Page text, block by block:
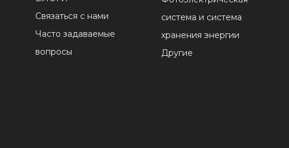
Связаться с нами
Часто задаваемые
вопросы
система и система
хранения энергии
Другие